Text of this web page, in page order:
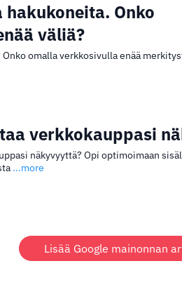
Onko
väliä?
omalla verkkosivulla enää
verkkokauppasi
näkyvyyttä? Opi optimoimaan
...more
Lisää Google mainonnan